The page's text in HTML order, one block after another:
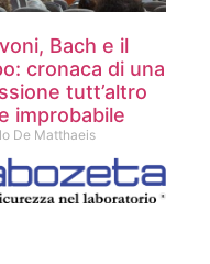
Bach e il
cronaca di una
tutt’altro
improbabile
De Matthaeis